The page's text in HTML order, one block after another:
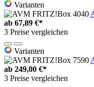
Varianten
ab 67,89 €*
3 Preise vergleichen
Varianten
ab 249,00 €*
3 Preise vergleichen